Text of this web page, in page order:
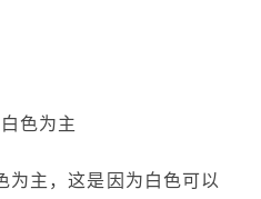
色为主
为主，这是因为白色可以